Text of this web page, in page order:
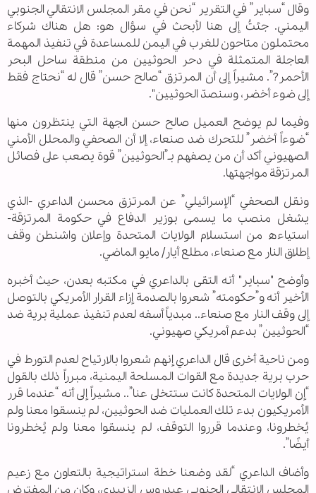
وقال “سباير” في التقرير “نحن في مقر المجلس الانتقالي الجنوبي
اليمني. جئتُ إلى هنا لأبحث في سؤال هو: هل هناك شركاء
محتملون متاحون للغرب في اليمن للمساعدة في تنفيذ المهمة
العاجلة المتمثلة في دحر الحوثيين من منطقة ساحل البحر
الأحمر?”. مشيراً إلى أن المرتزق “صالح حسن” قال له “نحتاج فقط
إلى ضوء أخضر، وسنصدّ الحوثيين".
وفيما لم يوضح العميل صالح حسن الجهة التي ينتظرون منها
“ضوءاً أخضر” للتحرك ضد صنعاء، إلا أن الصحفي والمحلل الأمني
الصهيوني أكد أن من يصفهم بـ”الحوثيين” قوة يصعب على فصائل
المرتزقة مواجهتها.
ونقل الصحفي “الإسرائيلي” عن المرتزق محسن الداعري -الذي
يشغل منصب ما يسمى بوزير الدفاع في حكومة المرتزقة-
استياءه من استسلام الولايات المتحدة وإعلان واشنطن وقف
إطلاق النار مع صنعاء، مطلع أيار/ مايو الماضي.
وأوضح "سباير" أنه التقى بالداعري في مكتبه بعدن، حيث أخبره
الأخير أنه و”حكومته” شعروا بالصدمة إزاء القرار الأمريكي بالتوصل
إلى وقف النار مع صنعاء.. مبدياً أسفه لعدم تنفيذ عملية برية ضد
“الحوثيين” بدعم أمريكي صهيوني.
ومن ناحية أخرى قال الداعري إنهم شعروا بالارتياح لعدم التورط في
حرب برية جديدة مع القوات المسلحة اليمنية، مبرراً ذلك بالقول
“إن الولايات المتحدة كانت ستتخلى عنا”.. مشيراً إلى أنه “عندما قرر
الأمريكيون بدء تلك العمليات ضد الحوثيين، لم ينسقوا معنا ولم
يُخطرونا، وعندما قرروا التوقف، لم ينسقوا معنا ولم يُخطرونا
أيضًا”.
وأضاف الداعري “لقد وضعنا خطة استراتيجية بالتعاون مع زعيم
المجلس الانتقالي الجنوبي عيدروس الزبيدي، وكان من المفترض